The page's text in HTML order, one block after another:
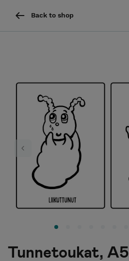
Back to shop
Previous
Tunnetoukat, A5